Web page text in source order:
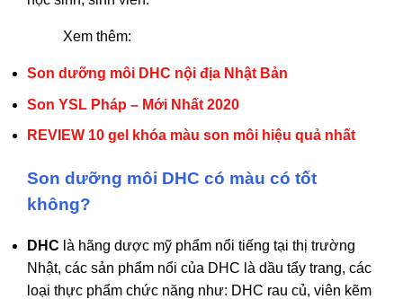
Xem thêm:
Son dưỡng môi DHC nội địa Nhật Bản
Son YSL Pháp – Mới Nhất 2020
REVIEW 10 gel khóa màu son môi hiệu quả nhất
Son dưỡng môi DHC có màu có tốt
không?
DHC là hãng dược mỹ phẩm nổi tiếng tại thị trường
Nhật, các sản phẩm nổi của DHC là dầu tẩy trang, các
loại thực phẩm chức năng như: DHC rau củ, viên kẽm